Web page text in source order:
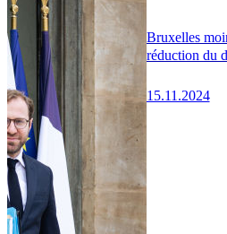
Bruxelles
réduction du
15.11.2024